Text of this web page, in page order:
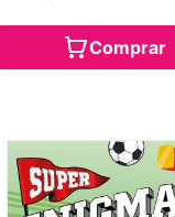
Comprar